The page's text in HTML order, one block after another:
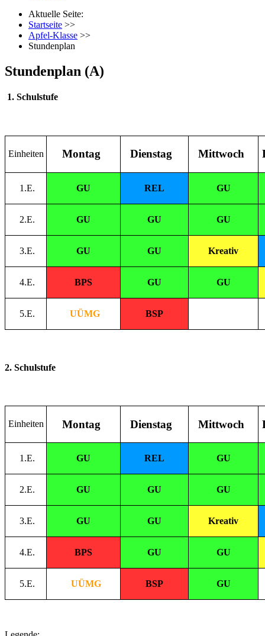
Aktuelle Seite:
Startseite >>
Apfel-Klasse >>
Stundenplan
Stundenplan (A)
1. Schulstufe
Einheiten Montag Dienstag Mittwoch
1.E. GU REL GU
2.E. GU GU GU
3.E. GU GU Kreativ
4.E. BPS GU GU
5.E. UÜMG BSP
2. Schulstufe
Einheiten Montag Dienstag Mittwoch
1.E. GU REL GU
2.E. GU GU GU
3.E. GU GU Kreativ
4.E. BPS GU GU
5.E. UÜMG BSP GU